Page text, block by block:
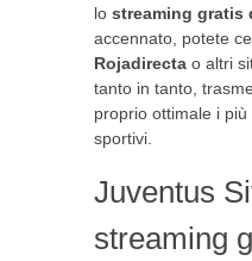
lo streaming gratis
accennato, potete
Rojadirecta o altri
tanto in tanto,
proprio ottimale i
sportivi.
Juventus
streaming